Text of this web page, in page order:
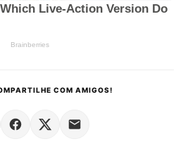
COM AMIGOS!